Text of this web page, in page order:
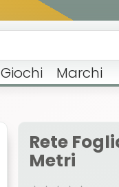
Giochi Marchi
Rete
Metri